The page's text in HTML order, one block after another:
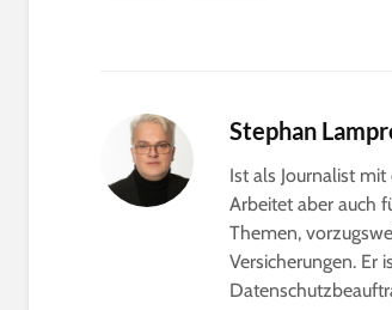
Stephan
Ist als Journalist
Arbeitet aber auch
Themen,
Versicherungen. Er